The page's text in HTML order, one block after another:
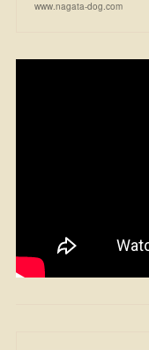
www.nagata-dog.com